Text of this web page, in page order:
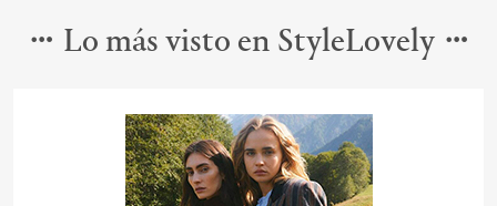
Lo más visto en StyleLovely